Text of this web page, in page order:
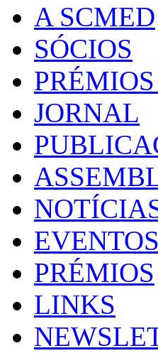
A SCMED
SÓCIOS
JORNAL
EVENTOS
PRÉMIOS
LINKS